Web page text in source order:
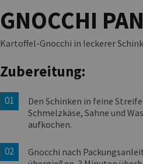
GNOCCHI
Kartoffel-Gnocchi in leckerer
Zubereitung:
Den Schinken in feine
Schmelzkäse, Sahne und
aufkochen.
Gnocchi nach